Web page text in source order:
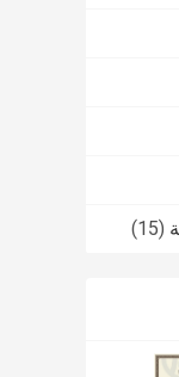
(15)